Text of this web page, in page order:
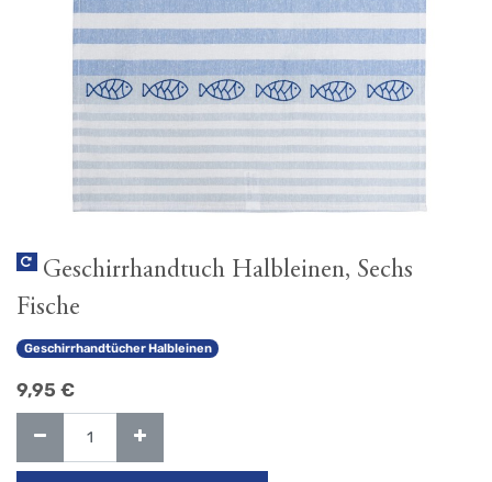
Geschirrhandtuch Halbleinen, Sechs
Fische
Geschirrhandtücher Halbleinen
9,95 €